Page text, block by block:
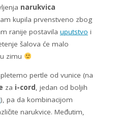
narukvica
kupila prvenstveno zbog
ranije postavila uputstvo i
šalova će malo
zimu
pertle od vunice (na
za i-cord, jedan od boljih
), pa da kombinacijom
narukvice. Međutim,